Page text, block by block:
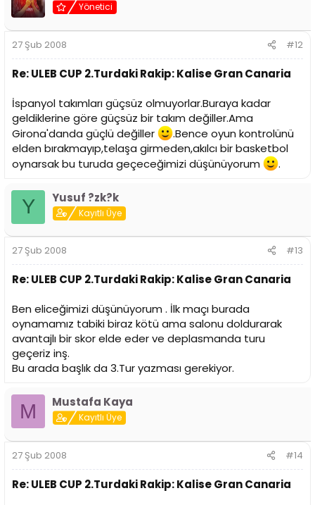
Yönetici
27 Şub 2008 #12
Re: ULEB CUP 2.Turdaki Rakip: Kalise Gran Canaria
İspanyol takımları güçsüz olmuyorlar.Buraya kadar
geldiklerine göre güçsüz bir takım değiller.Ama
Girona'danda güçlü değiller
.Bence oyun kontrolünü
elden bırakmayıp,telaşa girmeden,akılcı bir basketbol
oynarsak bu turuda geçeceğimizi düşünüyorum
.
Y Yusuf ?zk?k
Kayıtlı Üye
27 Şub 2008 #13
Re: ULEB CUP 2.Turdaki Rakip: Kalise Gran Canaria
Ben eliceğimizi düşünüyorum . İlk maçı burada
oynamamız tabiki biraz kötü ama salonu doldurarak
avantajlı bir skor elde eder ve deplasmanda turu
geçeriz inş.
Bu arada başlık da 3.Tur yazması gerekiyor.
M Mustafa Kaya
Kayıtlı Üye
27 Şub 2008 #14
Re: ULEB CUP 2.Turdaki Rakip: Kalise Gran Canaria